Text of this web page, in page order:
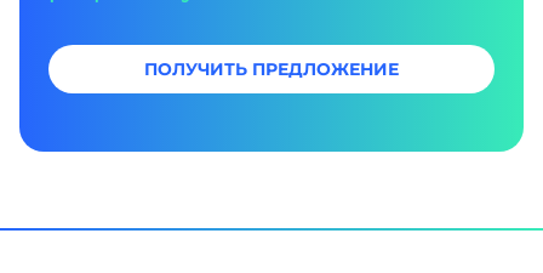
ПОЛУЧИТЬ ПРЕДЛОЖЕНИЕ